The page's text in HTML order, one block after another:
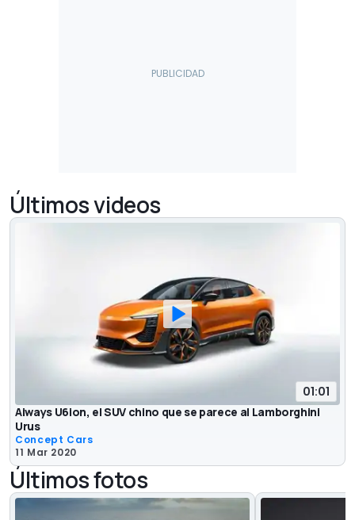
Últimos videos
01:01
Aiways U6ion, el SUV chino que se parece al Lamborghini
Urus
Concept Cars
11 Mar 2020
Últimos fotos